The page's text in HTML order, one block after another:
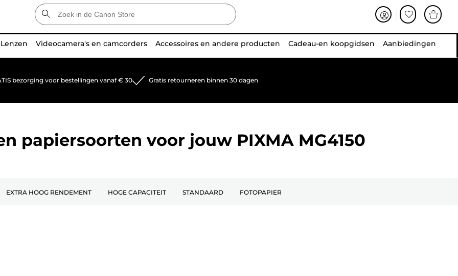
Lenzen Videocamera's en camcorders Accessoires en andere producten Cadeau-en koopgidsen Aanbiedingen
bezorging voor bestellingen vanaf € 30 Gratis retourneren binnen 30 dagen
papiersoorten voor jouw PIXMA MG4150
EXTRA HOOG RENDEMENT HOGE CAPACITEIT STANDAARD FOTOPAPIER